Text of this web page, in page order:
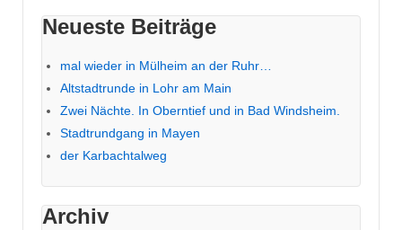
Neueste Beiträge
mal wieder in Mülheim an der Ruhr…
Altstadtrunde in Lohr am Main
Zwei Nächte. In Oberntief und in Bad Windsheim.
Stadtrundgang in Mayen
der Karbachtalweg
Archiv